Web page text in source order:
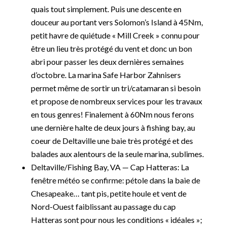
quais tout simplement. Puis une descente en
douceur au portant vers Solomon’s Island à 45Nm,
petit havre de quiétude « Mill Creek » connu pour
être un lieu très protégé du vent et donc un bon
abri pour passer les deux dernières semaines
d’octobre. La marina Safe Harbor Zahnisers
permet même de sortir un tri/catamaran si besoin
et propose de nombreux services pour les travaux
en tous genres! Finalement à 60Nm nous ferons
une dernière halte de deux jours à fishing bay, au
coeur de Deltaville une baie très protégé et des
balades aux alentours de la seule marina, sublimes.
Deltaville/Fishing Bay, VA — Cap Hatteras: La
fenêtre météo se confirme: pétole dans la baie de
Chesapeake… tant pis, petite houle et vent de
Nord-Ouest faiblissant au passage du cap
Hatteras sont pour nous les conditions « idéales »;